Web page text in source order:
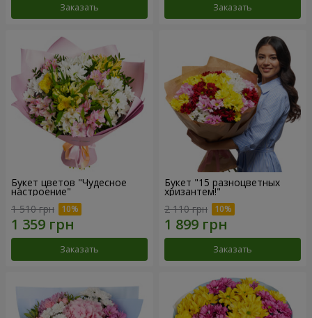
Заказать Заказать
Букет цветов "Чудесное
настроение"
1 510 грн
Заказать
Букет "15 разноцветных
хризантем!"
2 110 грн
Заказать